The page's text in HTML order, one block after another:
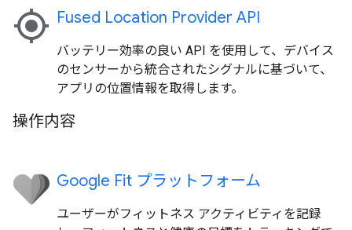
my_location Fused Location Provider API
バッテリー効率の良い API を使用して、デバイス
のセンサーから統合されたシグナルに基づいて、
アプリの位置情報を取得します。
操作内容
Google Fit プラットフォーム
ユーザーがフィットネス アクティビティを記録